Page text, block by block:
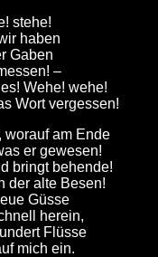
stehe!
haben
Gaben
–
Wehe! wehe!
Wort vergessen!
worauf am Ende
er gewesen!
bringt behende!
der alte Besen!
Güsse
herein,
Flüsse
mich ein.